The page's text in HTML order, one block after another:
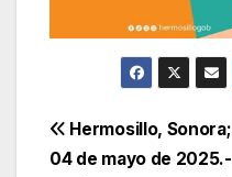
Navegación
Hermosillo, Sonora;
04 de mayo de 2025.-